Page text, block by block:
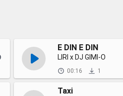
E DIN E DIN
LIRI x DJ GIMI-O
00:16 1
Taxi